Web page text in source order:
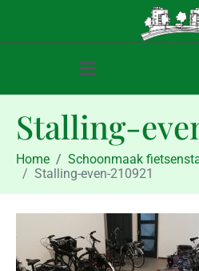
Stalling-
Home
Schoonmaak
Stalling-even-210921